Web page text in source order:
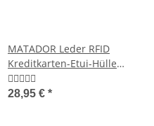
MATADOR Leder RFID
Kreditkarten-Etui-Hülle
Kartenetui 3 Farben
28,95 € *